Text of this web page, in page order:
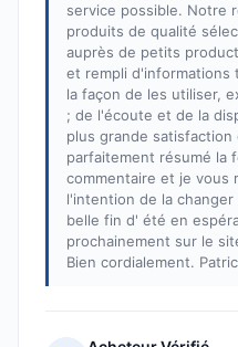
service possible. Notre
produits de qualité
auprès de petits
et rempli d'informations
la façon de les utiliser,
; de l'écoute et de la
plus grande
parfaitement résumé la
commentaire et je vous
l'intention de la
belle fin d' été en
prochainement sur le
Bien cordialement.